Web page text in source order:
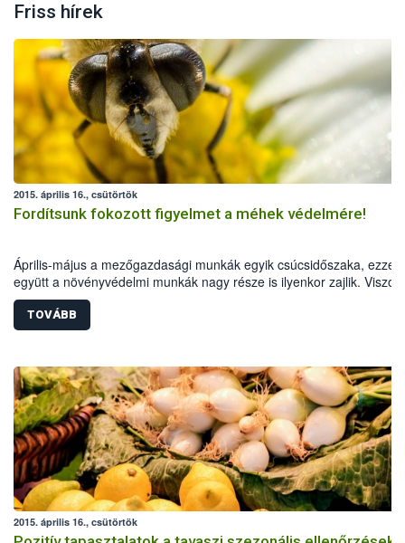
Friss hírek
2015. április 16., csütörtök
Fordítsunk fokozott figyelmet a méhek védelmére!
Április-május a mezőgazdasági munkák egyik csúcsidőszaka, ezzel
együtt a növényvédelmi munkák nagy része is ilyenkor zajlik. Viszont
ebben az időszakban virágzik termesztett növényeink jelentős
TOVÁBB
2015. április 16., csütörtök